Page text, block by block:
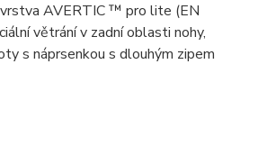
AVERTIC ™ pro lite (EN
větrání v zadní oblasti nohy,
s náprsenkou s dlouhým zipem